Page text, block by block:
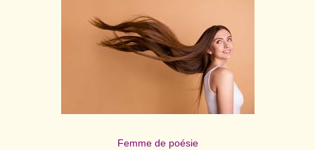
Femme de poésie